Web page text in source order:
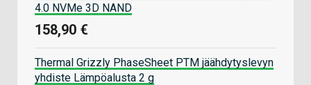
4.0 NVMe 3D NAND
158,90 €
Thermal Grizzly PhaseSheet PTM jäähdytyslevyn
yhdiste Lämpöalusta 2 g